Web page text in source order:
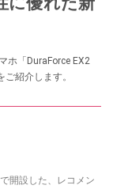
ホ「DuraForce EX2
紹介します。
開設した、レコメン